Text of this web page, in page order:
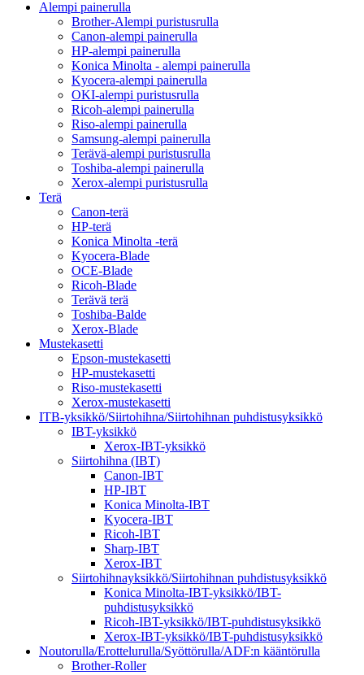
Alempi painerulla
Brother-Alempi puristusrulla
Canon-alempi painerulla
HP-alempi painerulla
Konica Minolta - alempi painerulla
Kyocera-alempi painerulla
OKI-alempi puristusrulla
Ricoh-alempi painerulla
Riso-alempi painerulla
Samsung-alempi painerulla
Terävä-alempi puristusrulla
Toshiba-alempi painerulla
Xerox-alempi puristusrulla
Terä
Canon-terä
HP-terä
Konica Minolta -terä
Kyocera-Blade
OCE-Blade
Ricoh-Blade
Terävä terä
Toshiba-Balde
Xerox-Blade
Mustekasetti
Epson-mustekasetti
HP-mustekasetti
Riso-mustekasetti
Xerox-mustekasetti
ITB-yksikkö/Siirtohihna/Siirtohihnan puhdistusyksikkö
IBT-yksikkö
Xerox-IBT-yksikkö
Siirtohihna (IBT)
Canon-IBT
HP-IBT
Konica Minolta-IBT
Kyocera-IBT
Ricoh-IBT
Sharp-IBT
Xerox-IBT
Siirtohihnayksikkö/Siirtohihnan puhdistusyksikkö
Konica Minolta-IBT-yksikkö/IBT-
puhdistusyksikkö
Ricoh-IBT-yksikkö/IBT-puhdistusyksikkö
Xerox-IBT-yksikkö/IBT-puhdistusyksikkö
Noutorulla/Erottelurulla/Syöttörulla/ADF:n kääntörulla
Brother-Roller